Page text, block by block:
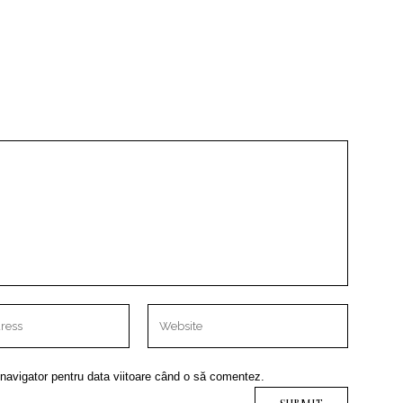
pentru data viitoare când o să comentez.